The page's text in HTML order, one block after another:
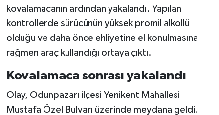
kovalamacanın ardından yakalandı. Yapılan
kontrollerde sürücünün yüksek promil alkollü
olduğu ve daha önce ehliyetine el konulmasına
rağmen araç kullandığı ortaya çıktı.
Kovalamaca sonrası yakalandı
Olay, Odunpazarı ilçesi Yenikent Mahallesi
Mustafa Özel Bulvarı üzerinde meydana geldi.